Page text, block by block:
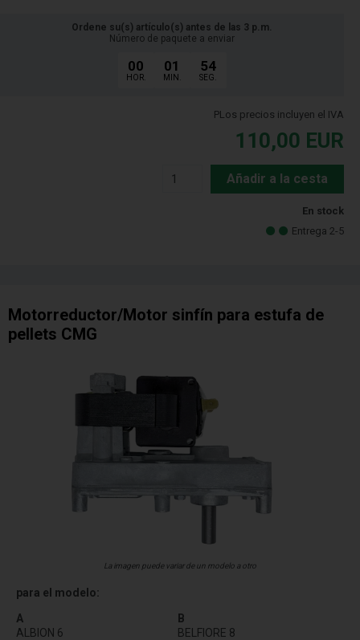
Ordene su(s) artículo(s) antes de las 3 p.m.
Número de paquete a enviar
00
HOR.
01
MIN.
53
SEG.
PLos precios incluyen el IVA
110,00 EUR
Añadir a la cesta
En stock
Entrega 2-5
Motorreductor/Motor sinfín para estufa de
pellets CMG
La imagen puede variar de un modelo a otro
para el modelo:
A
ALBION 6
B
BELFIORE 8